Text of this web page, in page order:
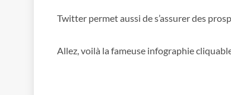
Twitter permet aussi de s’assurer des
Allez, voilà la fameuse infographie